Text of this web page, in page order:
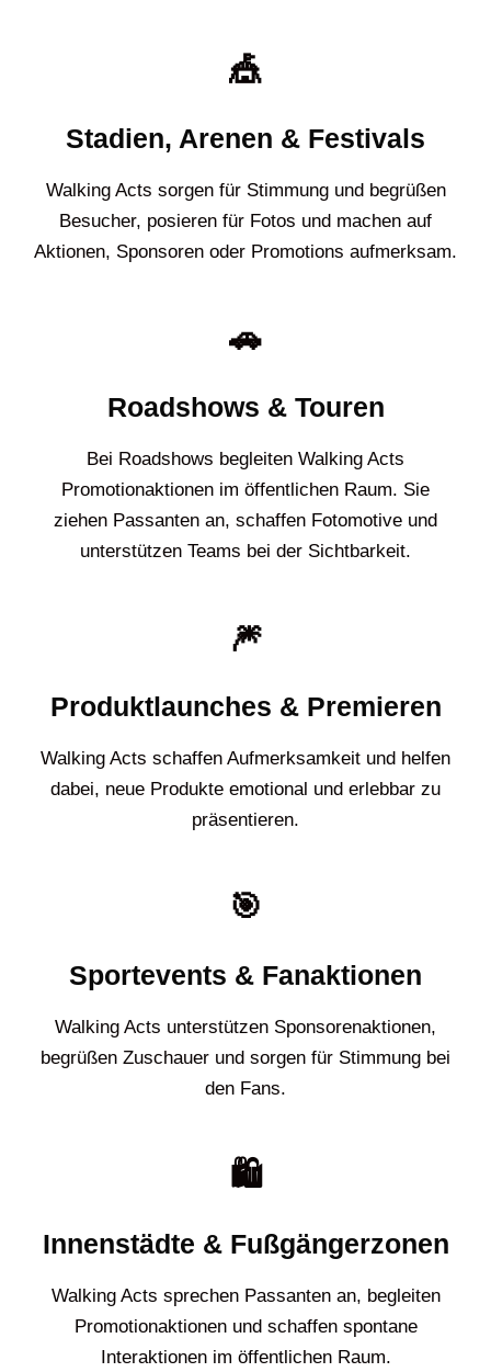
🎪
Stadien, Arenen & Festivals
Walking Acts sorgen für Stimmung und begrüßen
Besucher, posieren für Fotos und machen auf
Aktionen, Sponsoren oder Promotions aufmerksam.
🚗
Roadshows & Touren
Bei Roadshows begleiten Walking Acts
Promotionaktionen im öffentlichen Raum. Sie
ziehen Passanten an, schaffen Fotomotive und
unterstützen Teams bei der Sichtbarkeit.
🎆
Produktlaunches & Premieren
Walking Acts schaffen Aufmerksamkeit und helfen
dabei, neue Produkte emotional und erlebbar zu
präsentieren.
🎯
Sportevents & Fanaktionen
Walking Acts unterstützen Sponsorenaktionen,
begrüßen Zuschauer und sorgen für Stimmung bei
den Fans.
🛍️
Innenstädte & Fußgängerzonen
Walking Acts sprechen Passanten an, begleiten
Promotionaktionen und schaffen spontane
Interaktionen im öffentlichen Raum.